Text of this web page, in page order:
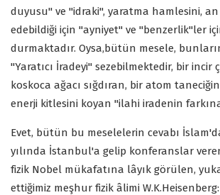
duyusu" ve "idraki", yaratma hamlesini,
edebildiği için "ayniyet" ve "benzerlik"ler
durmaktadır. Oysa,bütün mesele,
"Yaratıcı İradeyi" sezebilmektedir, bir incir
koskoca ağacı sığdıran, bir atom
enerji kitlesini koyan "ilahi iradenin
Evet, bütün bu meselelerin cevabı
yılında İstanbul'a gelip konferanslar
fizik Nobel mükafatına lâyık görülen,
ettiğimiz meşhur fizik âlimi